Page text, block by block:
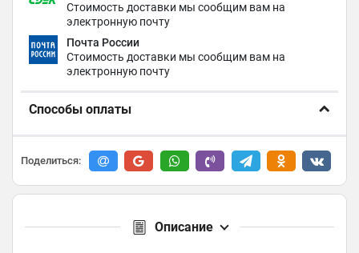
Стоимость доставки мы сообщим вам на
электронную почту
Почта России
Стоимость доставки мы сообщим вам на
электронную почту
Способы оплаты
Поделиться:
Описание